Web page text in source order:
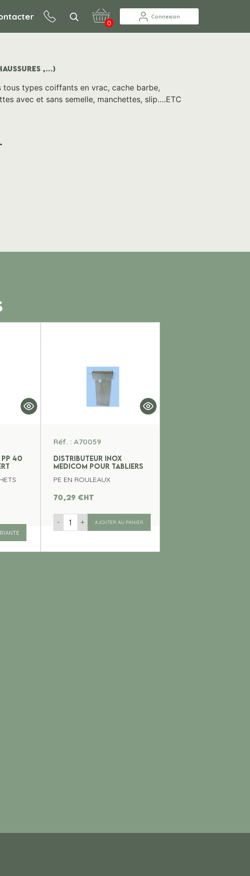
0
Connexion
,...)
types coiffants en vrac, cache barbe,
avec et sans semelle, manchettes, slip….ETC
PP 40
Réf. : A70059
DISTRIBUTEUR INOX
MEDICOM POUR TABLIERS
PE EN ROULEAUX
70,29 €ht
- + AJOUTER AU PANIER